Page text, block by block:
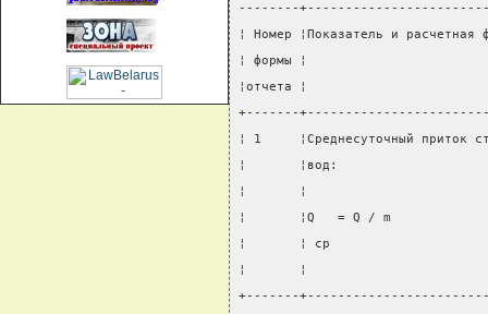
--------
¦ Номер ¦Показатель и
¦ формы ¦
¦отчета ¦
+-------
¦ 1     ¦Среднесуточный приток
¦       ¦вод:
¦       ¦
¦       ¦Q   = Q / m
¦       ¦ ср
¦       ¦
+-------